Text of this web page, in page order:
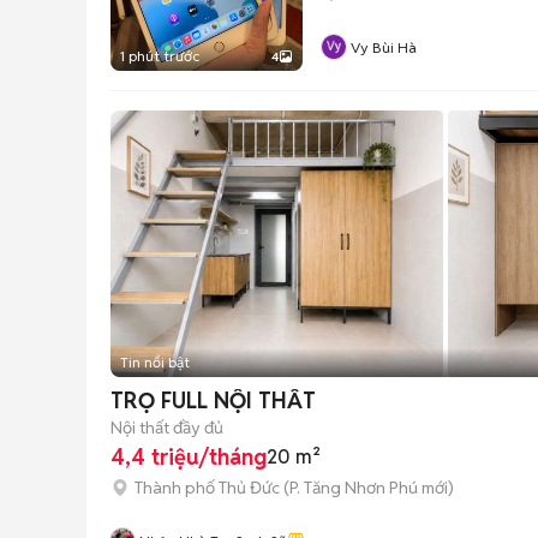
1 phút trước 4 Vy Bùi Hà
Tin nổi bật
TRỌ FULL NỘI THẤT
Nội thất đầy đủ
4,4 triệu/tháng20 m²
Thành phố Thủ Đức (P. Tăng Nhơn Phú mới)